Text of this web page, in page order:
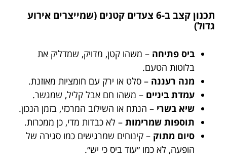
תכנון קצב ב-6 צעדים קטנים (שמייצרים אירוע
גדול)
ביס פתיחה – משהו קטן, מדויק, שמדליק את
בלוטות הטעם.
מנה רעננה – סלט או ירק עם חומציות מאוזנת.
עמדת ביניים – משהו חם אבל קליל, שמגשר.
שיא בשרי – הנתח או השילוב המרכזי, בזמן הנכון.
תוספות שמרימות – לא כבדות מדי, כן ממכרות.
סיום מתוק – קינוחים שמרגישים כמו סגירה של
הופעה, לא כמו ״עוד ביס כי יש״.